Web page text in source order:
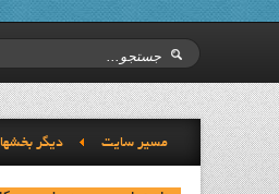
مسیر سایت ديگر بخشها